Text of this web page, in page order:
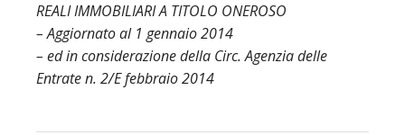
REALI IMMOBILIARI A TITOLO ONEROSO
– Aggiornato al 1 gennaio 2014
– ed in considerazione della Circ. Agenzia delle
Entrate n. 2/E febbraio 2014